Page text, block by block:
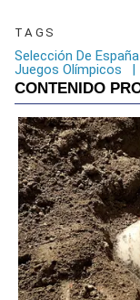
TAGS
Selección De España
Juegos Olímpicos
|